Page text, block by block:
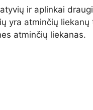
ir aplinkai
yra atminčių liekanų
atminčių liekanas.